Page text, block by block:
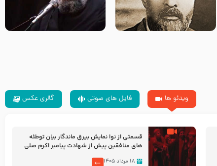
روضه‌ی مجلس یزید ملعون و
اسارت اهل‌بیت علیهم‌السلام –
سلام جوانی که امام حسین علیه
السلام خودش جوابش را دادند
ویدئو ها فایل های صوتی گالری عکس
قسمتی از نوا نمایش بیرق ماندگار بیان توطئه
های منافقین پیش از شهادت پیامبر اکرم صلی
۱۸ مرداد ۱۴۰۵